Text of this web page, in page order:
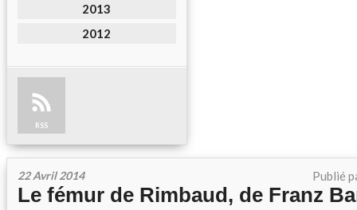
2013
2012
RSS
22 Avril 2014 Publié
Le fémur de Rimbaud, de Franz